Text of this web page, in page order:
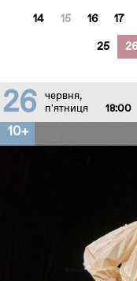
14 15 16 17
25
26
червня,
п'ятниця
18:00
10+